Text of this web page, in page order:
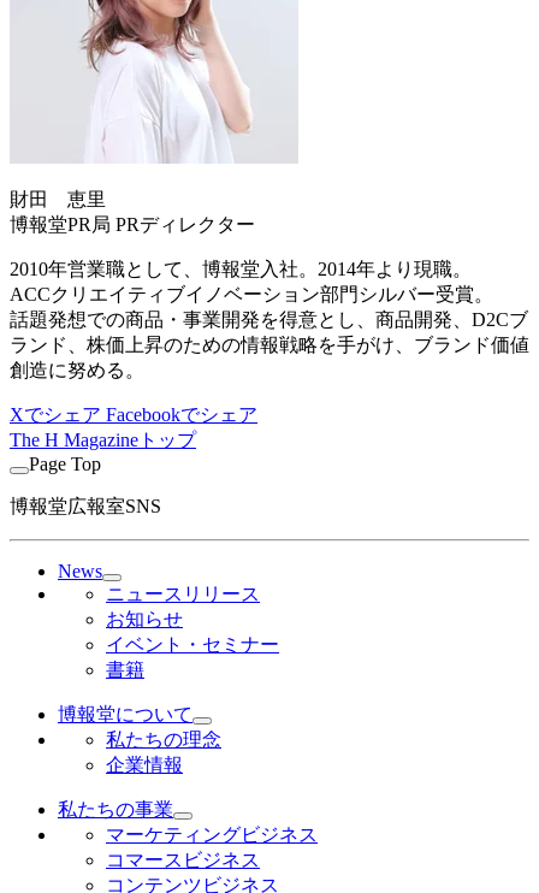
財田 恵里
博報堂PR局 PRディレクター
2010年営業職として、博報堂入社。2014年より現職。
ACCクリエイティブイノベーション部門シルバー受賞。
話題発想での商品・事業開発を得意とし、商品開発、D2Cブ
ランド、株価上昇のための情報戦略を手がけ、ブランド価値
創造に努める。
Xでシェア Facebookでシェア
The H Magazineトップ
Page Top
博報堂広報室SNS
News
ニュースリリース
お知らせ
イベント・セミナー
書籍
博報堂について
私たちの理念
企業情報
私たちの事業
マーケティングビジネス
コマースビジネス
コンテンツビジネス